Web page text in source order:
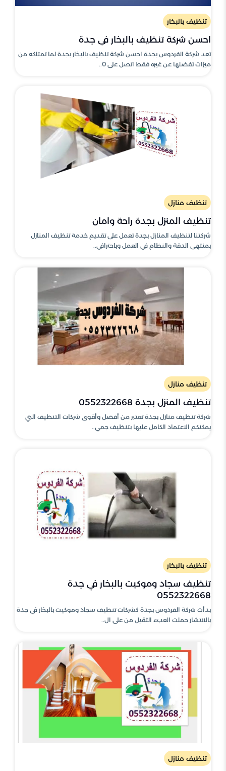
تنظيف بالبخار
احسن شركة تنظيف بالبخار في جدة
تعد شركة الفردوس بجدة احسن شركة تنظيف بالبخار بجدة لما تمتلكه من
ميزات تفضلها عن غيره فقط اتصل على 0..
تنظيف منازل
تنظيف المنزل بجدة راحة وامان
شركتنا لتنظيف المنازل بجدة تعمل على تقديم خدمة تنظيف المنازل
بمنتهى الدقة والنظام في العمل وباحترافي..
تنظيف منازل
تنظيف المنزل بجدة 0552322668
شركة تنظيف منازل بجدة تعتبر من أفضل وأقوى شركات التنظيف التي
يمكنكم الاعتماد الكامل عليها بتنظيف جمي..
تنظيف بالبخار
تنظيف سجاد وموكيت بالبخار في جدة
0552322668
بدأت شركة الفردوس بجدة كشركات تنظيف سجاد وموكيت بالبخار في جدة
بالانتشار حملت العبء الثقيل من على ال..
تنظيف منازل